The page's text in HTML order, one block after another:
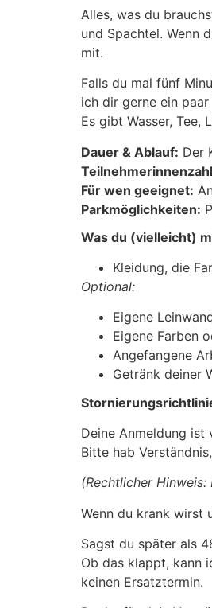
Alles, was du
und Spachtel. Wenn
mit.
Falls du mal fünf
ich dir gerne ein
Es gibt Wasser, Tee,
Dauer & Ablauf: Der
Für wen geeignet:
Parkmöglichkeiten:
Was du (vielleicht)
Kleidung, die
Optional:
Eigene
Eigene Farben
Angefangene
Getränk deiner
Deine Anmeldung ist
Bitte hab
(Rechtlicher
Wenn du krank wirst
Sagst du später als
Ob das klappt, kann
keinen Ersatztermin.